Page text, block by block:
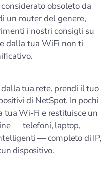
considerato obsoleto da
un router del genere,
i nostri consigli su
dalla tua WiFi non ti
tua rete, prendi il tuo
di NetSpot. In pochi
tua Wi-Fi e restituisce un
— telefoni, laptop,
— completo di IP,
dispositivo.